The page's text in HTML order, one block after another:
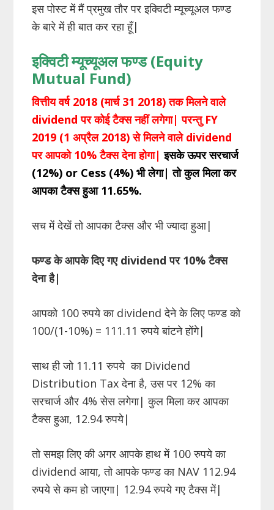
इस पोस्ट में मैं प्रमुख तौर पर इक्विटी म्यूच्यूअल फण्ड
के बारे में ही बात कर रहा हूँ|
इक्विटी म्यूच्यूअल फण्ड (Equity
Mutual Fund)
वित्तीय वर्ष 2018 (मार्च 31 2018) तक मिलने वाले
dividend पर कोई टैक्स नहीं लगेगा| परन्तु FY
2019 (1 अप्रैल 2018) से मिलने वाले dividend
पर आपको 10% टैक्स देना होगा|इसके ऊपर सरचार्ज
(12%) or Cess (4%) भी लेगा| तो कुल मिला कर
आपका टैक्स हुआ 11.65%.
सच में देखें तो आपका टैक्स और भी ज्यादा हुआ|
फण्ड के आपके दिए गए dividend पर 10% टैक्स
देना है|
आपको 100 रुपये का dividend देने के लिए फण्ड को
100/(1-10%) = 111.11 रुपये बांटने होंगे|
साथ ही जो 11.11 रुपये का Dividend
Distribution Tax देना है, उस पर 12% का
सरचार्ज और 4% सेस लगेगा| कुल मिला कर आपका
टैक्स हुआ, 12.94 रुपये|
तो समझ लिए की अगर आपके हाथ में 100 रुपये का
dividend आया, तो आपके फण्ड का NAV 112.94
रुपये से कम हो जाएगा| 12.94 रुपये गए टैक्स में|